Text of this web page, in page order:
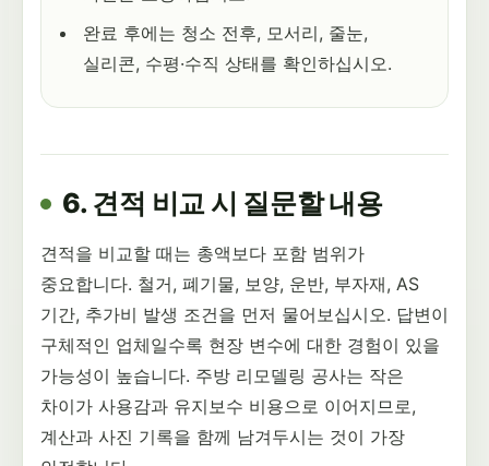
완료 후에는 청소 전후, 모서리, 줄눈,
실리콘, 수평·수직 상태를 확인하십시오.
6. 견적 비교 시 질문할 내용
견적을 비교할 때는 총액보다 포함 범위가
중요합니다. 철거, 폐기물, 보양, 운반, 부자재, AS
기간, 추가비 발생 조건을 먼저 물어보십시오. 답변이
구체적인 업체일수록 현장 변수에 대한 경험이 있을
가능성이 높습니다. 주방 리모델링 공사는 작은
차이가 사용감과 유지보수 비용으로 이어지므로,
계산과 사진 기록을 함께 남겨두시는 것이 가장